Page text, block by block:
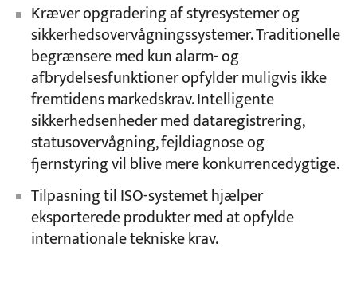
Kræver opgradering af styresystemer og
sikkerhedsovervågningssystemer. Traditionelle
begrænsere med kun alarm- og
afbrydelsesfunktioner opfylder muligvis ikke
fremtidens markedskrav. Intelligente
sikkerhedsenheder med dataregistrering,
statusovervågning, fejldiagnose og
fjernstyring vil blive mere konkurrencedygtige.
Tilpasning til ISO-systemet hjælper
eksporterede produkter med at opfylde
internationale tekniske krav.